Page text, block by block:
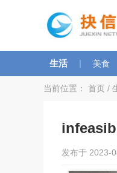
生活 | 美食
当前位置： 首页 /
发布于